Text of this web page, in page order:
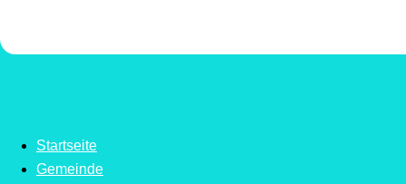
Startseite
Gemeinde